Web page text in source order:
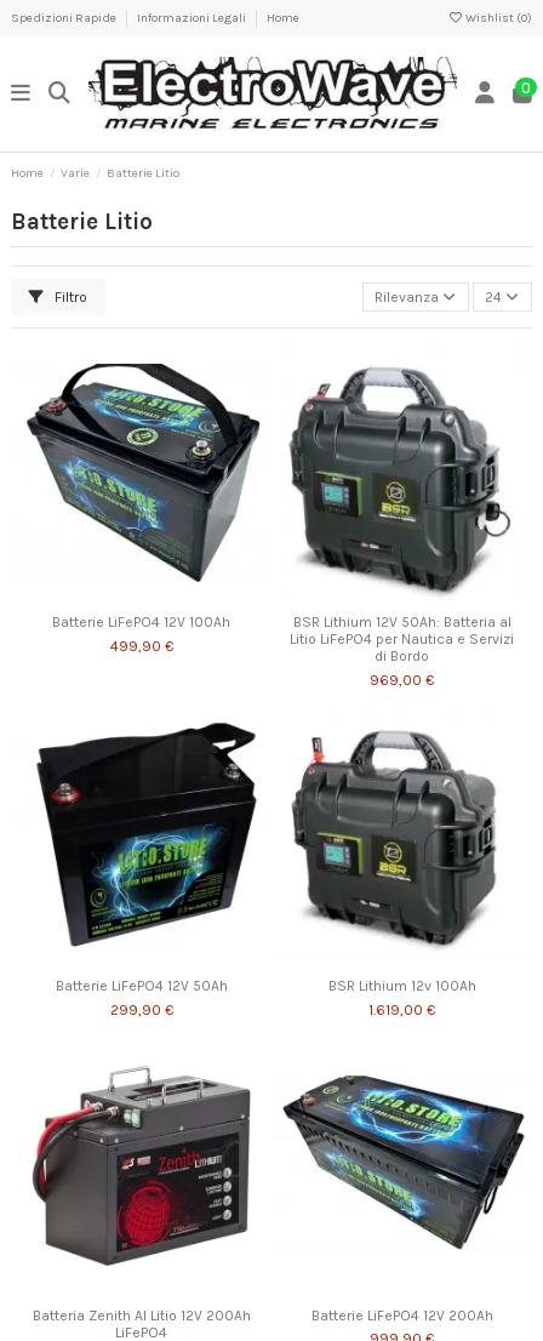
Spedizioni Rapide Informazioni Legali Home Wishlist (0)
0
Home Varie Batterie Litio
Batterie Litio
Filtro Rilevanza 24
Batterie LiFePO4 12V 100Ah
499,90 €
BSR Lithium 12V 50Ah: Batteria al
Litio LiFePO4 per Nautica e Servizi
di Bordo
969,00 €
Batterie LiFePO4 12V 50Ah
299,90 €
BSR Lithium 12v 100Ah
1.619,00 €
Batteria Zenith Al Litio 12V 200Ah
LiFePO4
Batterie LiFePO4 12V 200Ah